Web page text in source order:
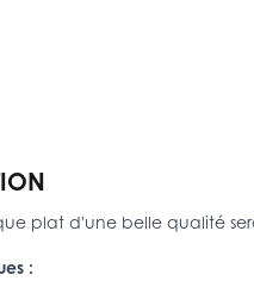
plat d'une belle qualité
: